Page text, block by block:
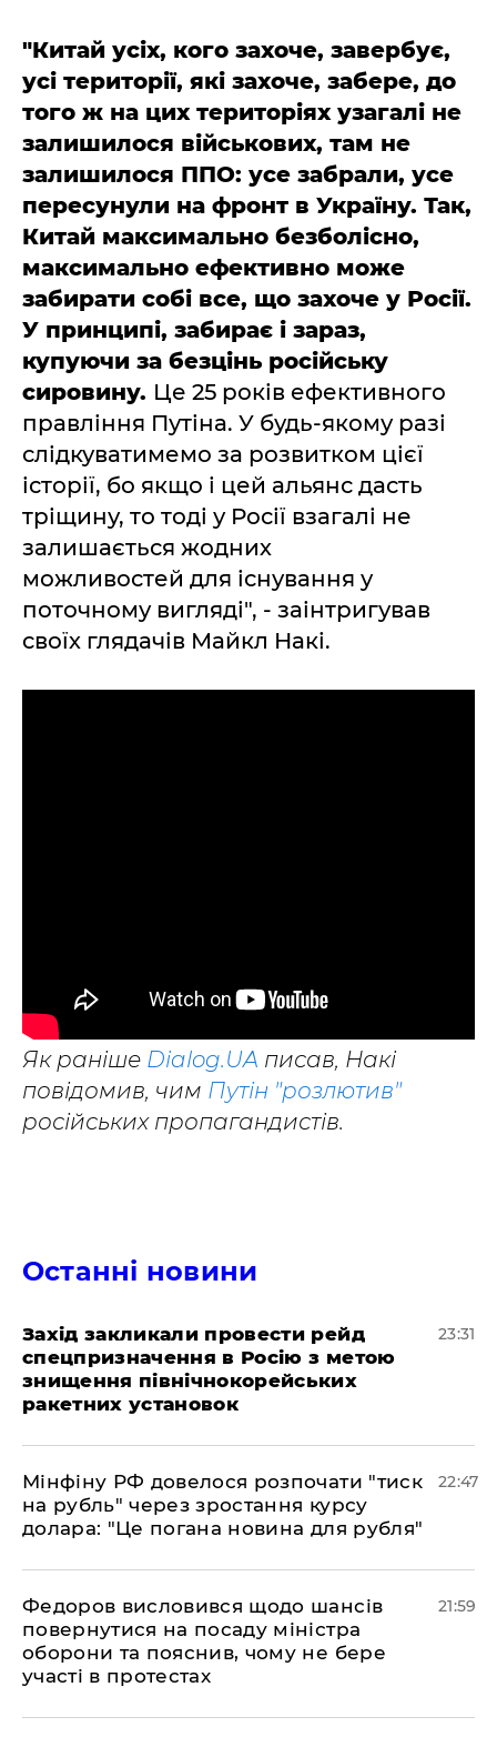
"Китай усіх, кого захоче, завербує,
усі території, які захоче, забере, до
того ж на цих територіях узагалі не
залишилося військових, там не
залишилося ППО: усе забрали, усе
пересунули на фронт в Україну. Так,
Китай максимально безболісно,
максимально ефективно може
забирати собі все, що захоче у Росії.
У принципі, забирає і зараз,
купуючи за безцінь російську
сировину. Це 25 років ефективного
правління Путіна. У будь-якому разі
слідкуватимемо за розвитком цієї
історії, бо якщо і цей альянс дасть
тріщину, то тоді у Росії взагалі не
залишається жодних
можливостей для існування у
поточному вигляді", - заінтригував
своїх глядачів Майкл Накі.
Як раніше Dialog.UA писав, Накі
повідомив, чим Путін "розлютив"
російських пропагандистів.
Останні новини
​Захід закликали провести рейд
спецпризначення в Росію з метою
знищення північнокорейських
ракетних установок
23:31
​Мінфіну РФ довелося розпочати "тиск
на рубль" через зростання курсу
долара: "Це погана новина для рубля"
22:47
​Федоров висловився щодо шансів
повернутися на посаду міністра
оборони та пояснив, чому не бере
участі в протестах
21:59